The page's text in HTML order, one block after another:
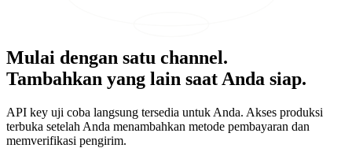
Mulai dengan satu channel.
Tambahkan yang lain saat Anda siap.
API key uji coba langsung tersedia untuk Anda. Akses produksi
terbuka setelah Anda menambahkan metode pembayaran dan
memverifikasi pengirim.